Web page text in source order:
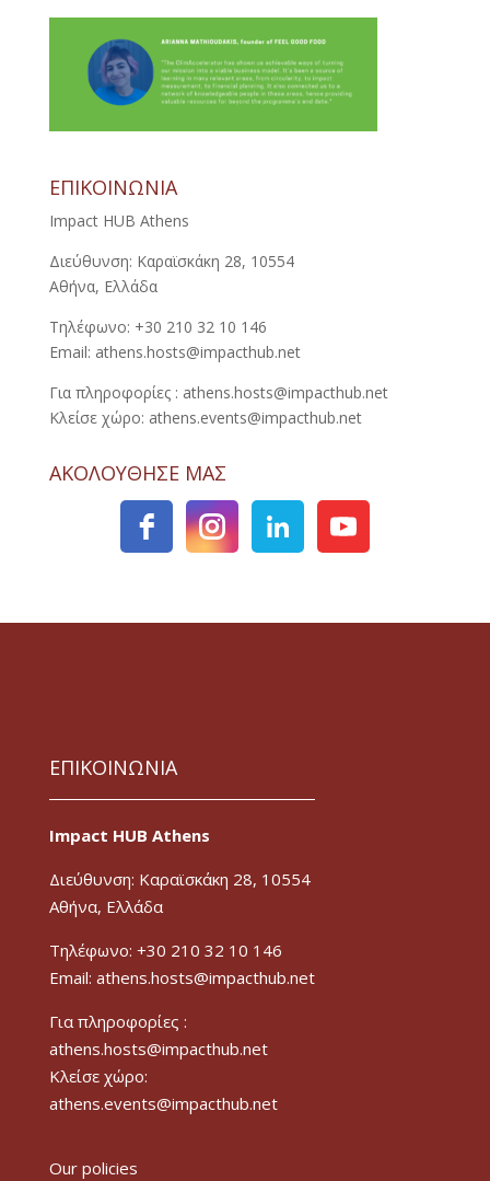
ΕΠΙΚΟΙΝΩΝΙΑ
Impact HUB Athens
Διεύθυνση: Καραϊσκάκη 28, 10554
Αθήνα, Ελλάδα
Τηλέφωνο: +30 210 32 10 146
Email: athens.hosts@impacthub.net
Για πληροφορίες : athens.hosts@impacthub.net
Κλείσε χώρο: athens.events@impacthub.net
ΑΚΟΛΟΥΘΗΣΕ ΜΑΣ
ΕΠΙΚΟΙΝΩΝΙΑ
Impact HUB Athens
Διεύθυνση: Καραϊσκάκη 28, 10554
Αθήνα, Ελλάδα
Τηλέφωνο: +30 210 32 10 146
Email: athens.hosts@impacthub.net
Για πληροφορίες :
athens.hosts@impacthub.net
Κλείσε χώρο:
athens.events@impacthub.net
Our policies